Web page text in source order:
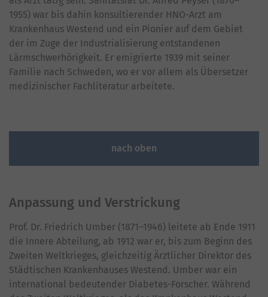
1955) war bis dahin konsultierender HNO-Arzt am
Krankenhaus Westend und ein Pionier auf dem Gebiet
der im Zuge der Industrialisierung entstandenen
Lärmschwerhörigkeit. Er emigrierte 1939 mit seiner
Familie nach Schweden, wo er vor allem als Übersetzer
medizinischer Fachliteratur arbeitete.
nach oben
Anpassung und Verstrickung
Prof. Dr. Friedrich Umber (1871–1946) leitete ab Ende 1911
die Innere Abteilung, ab 1912 war er, bis zum Beginn des
Zweiten Weltkrieges, gleichzeitig Ärztlicher Direktor des
Städtischen Krankenhauses Westend. Umber war ein
international bedeutender Diabetes-Forscher. Während